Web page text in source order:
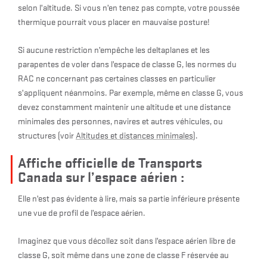
selon l’altitude. Si vous n’en tenez pas compte, votre poussée
thermique pourrait vous placer en mauvaise posture!
Si aucune restriction n’empêche les deltaplanes et les
parapentes de voler dans l’espace de classe G, les normes du
RAC ne concernant pas certaines classes en particulier
s’appliquent néanmoins. Par exemple, même en classe G, vous
devez constamment maintenir une altitude et une distance
minimales des personnes, navires et autres véhicules, ou
structures (voirAltitudes et distances minimales).
Affiche officielle de Transports
Canada sur l’espace aérien :
Elle n’est pas évidente à lire, mais sa partie inférieure présente
une vue de profil de l’espace aérien.
Imaginez que vous décollez soit dans l’espace aérien libre de
classe G, soit même dans une zone de classe F réservée au